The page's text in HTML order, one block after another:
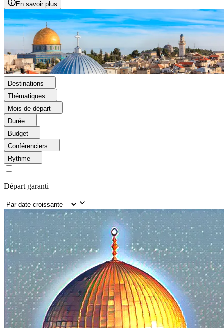
En savoir plus
Destinations
Thématiques
Mois de départ
Durée
Budget
Conférenciers
Rythme
Départ garanti